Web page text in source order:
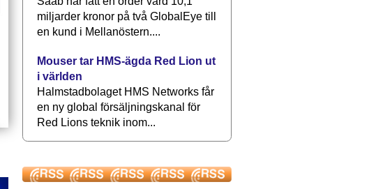
miljarder kronor på två GlobalEye till
en kund i Mellanöstern....
Mouser tar HMS-ägda Red Lion ut
i världen
Halmstadbolaget HMS Networks får
en ny global försäljningskanal för
Red Lions teknik inom...